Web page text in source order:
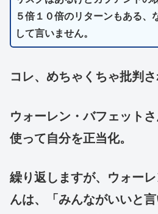
５倍１０倍のリターンもある、
して言いません。
コレ、めちゃくちゃ批判さ
ウォーレン・バフェット
使って自分を正当化。
繰り返しますが、ウォー
んは、「みんながいいと